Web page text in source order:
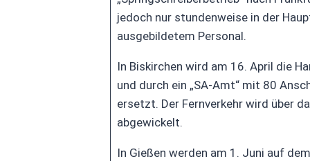
jedoch nur stundenweise in der
ausgebildetem Personal.
In Biskirchen wird am 16. April die
und durch ein „SA-Amt“ mit 80
ersetzt. Der Fernverkehr wird über
abgewickelt.
In Gießen werden am 1. Juni auf